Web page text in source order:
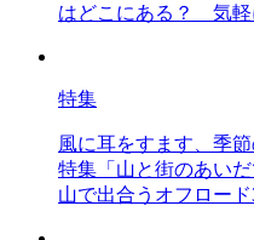
はどこにある？ 気軽
特集
風に耳をすます、季
特集「山と街のあい
山で出合うオフロー